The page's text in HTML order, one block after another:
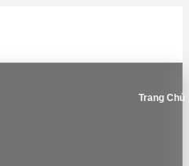
Trang Chủ